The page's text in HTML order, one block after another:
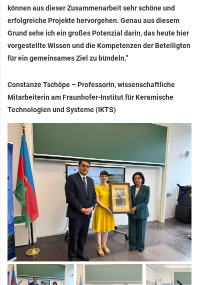
können aus dieser Zusammenarbeit sehr schöne und
erfolgreiche Projekte hervorgehen. Genau aus diesem
Grund sehe ich ein großes Potenzial darin, das heute hier
vorgestellte Wissen und die Kompetenzen der Beteiligten
für ein gemeinsames Ziel zu bündeln.”
Constanze Tschöpe – Professorin, wissenschaftliche
Mitarbeiterin am Fraunhofer-Institut für Keramische
Technologien und Systeme (IKTS)